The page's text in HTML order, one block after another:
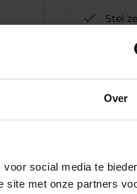
Over
social media te
site met onze partners
Stel
Veel